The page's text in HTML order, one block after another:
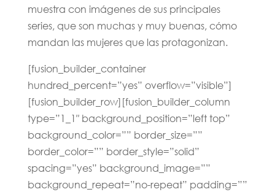
muestra con imágenes de sus principales
series, que son muchas y muy buenas, cómo
mandan las mujeres que las protagonizan.
[fusion_builder_container
hundred_percent=”yes” overflow=”visible”]
[fusion_builder_row][fusion_builder_column
type=”1_1″ background_position=”left top”
background_color=”” border_size=””
border_color=”” border_style=”solid”
spacing=”yes” background_image=””
background_repeat=”no-repeat” padding=””